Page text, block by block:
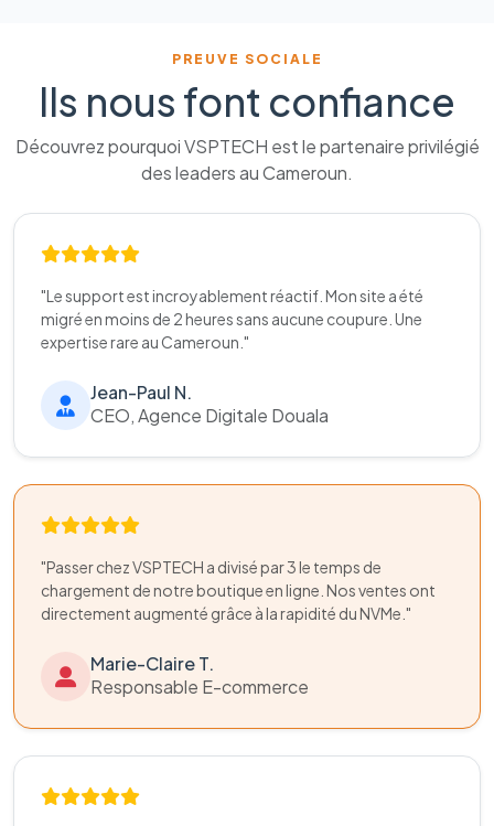
PREUVE SOCIALE
Ils nous font confiance
Découvrez pourquoi VSPTECH est le partenaire privilégié
des leaders au Cameroun.
"Le support est incroyablement réactif. Mon site a été
migré en moins de 2 heures sans aucune coupure. Une
expertise rare au Cameroun."
Jean-Paul N.
CEO, Agence Digitale Douala
"Passer chez VSPTECH a divisé par 3 le temps de
chargement de notre boutique en ligne. Nos ventes ont
directement augmenté grâce à la rapidité du NVMe."
Marie-Claire T.
Responsable E-commerce